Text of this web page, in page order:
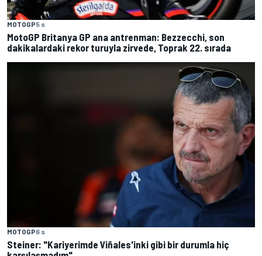
MOTOGP5 s
MotoGP Britanya GP ana antrenman: Bezzecchi, son
dakikalardaki rekor turuyla zirvede, Toprak 22. sırada
MOTOGP6 s
Steiner: "Kariyerimde Viñales'inki gibi bir durumla hiç